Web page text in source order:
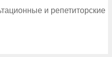
и репетиторские